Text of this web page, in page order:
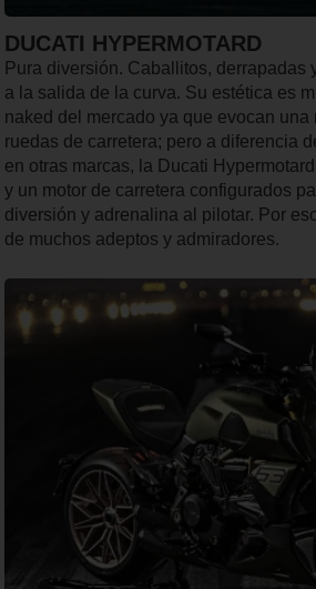
DUCATI HYPERMOTARD
Pura diversión. Caballitos, derrapadas
a la salida de la curva. Su estética es
naked del mercado ya que evocan una
ruedas de carretera; pero a diferencia
en otras marcas, la Ducati
y un motor de carretera configurados
diversión y adrenalina al pilotar. Por
de muchos adeptos y admiradores.